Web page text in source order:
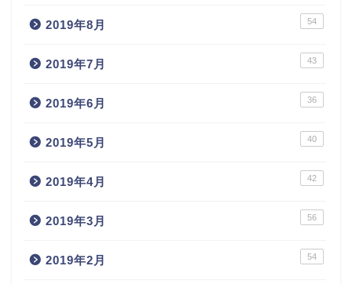
2019年8月 54
2019年7月 43
2019年6月 36
2019年5月 40
2019年4月 42
2019年3月 56
2019年2月 54